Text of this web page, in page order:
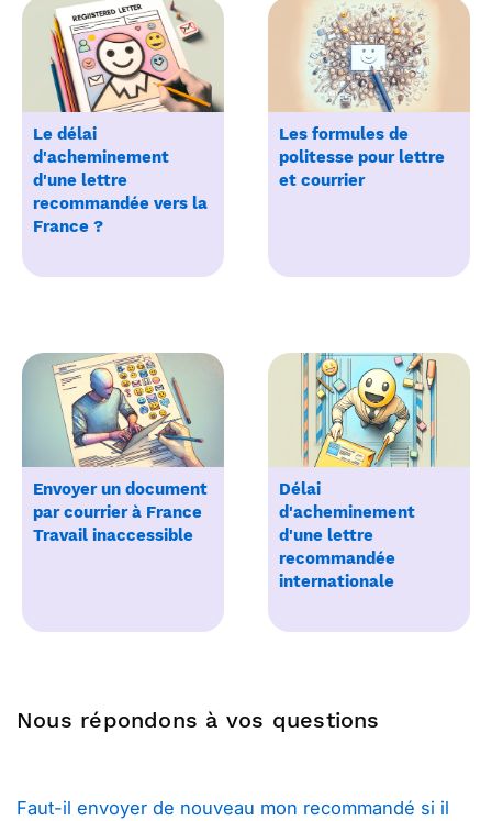
Le délai
d'acheminement
d'une lettre
recommandée vers la
France ?
Les formules de
politesse pour lettre
et courrier
Envoyer un document
par courrier à France
Travail inaccessible
Délai
d'acheminement
d'une lettre
recommandée
internationale
Nous répondons à vos questions
Faut-il envoyer de nouveau mon recommandé si il